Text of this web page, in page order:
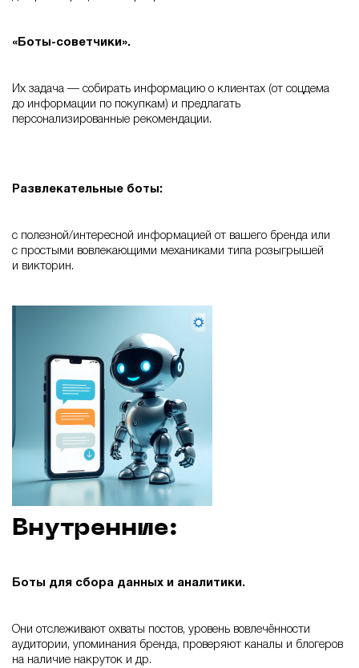
«Боты-советчики».
Их задача — собирать информацию о клиентах (от соцдема
до информации по покупкам) и предлагать
персонализированные рекомендации.
Развлекательные боты:
с полезной/интересной информацией от вашего бренда или
с простыми вовлекающими механиками типа розыгрышей
и викторин.
Внутренние:
Боты для сбора данных и аналитики.
Они отслеживают охваты постов, уровень вовлечённости
аудитории, упоминания бренда, проверяют каналы и блогеров
на наличие накруток и др.